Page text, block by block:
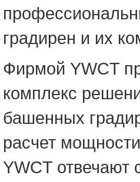
градирен и их
Фирмой YWCT
комплекс
башенных
расчет
YWCT